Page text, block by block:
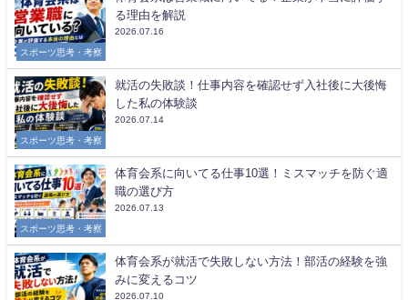
スポーツ思考・考察
る理由を解説
2026.07.16
スポーツ思考・考察
就活の失敗談！仕事内容を確認せず入社後に大後悔
した私の体験談
2026.07.14
スポーツ思考・考察
体育会系に向いてる仕事10選！ミスマッチを防ぐ適
職の選び方
2026.07.13
体育会系が就活で失敗しない方法！部活の経験を強
みに変えるコツ
2026.07.10